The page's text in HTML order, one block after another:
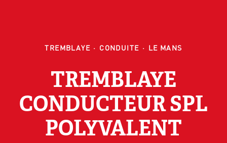
TREMBLAYE · CONDUITE · LE MANS
TREMBLAYE
CONDUCTEUR SPL
POLYVALENT